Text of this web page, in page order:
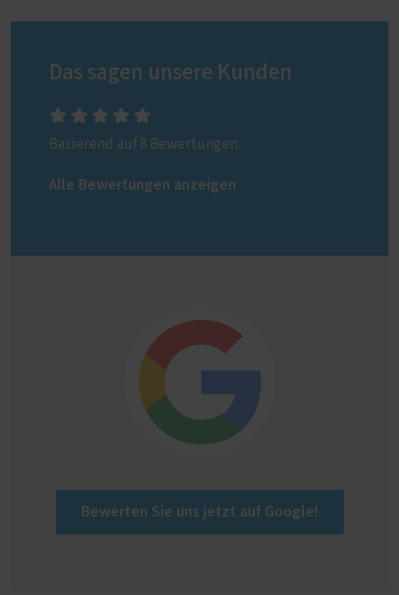
Das sagen unsere Kunden
Basierend auf 8 Bewertungen.
Alle Bewertungen anzeigen
Bewerten Sie uns jetzt auf Google!